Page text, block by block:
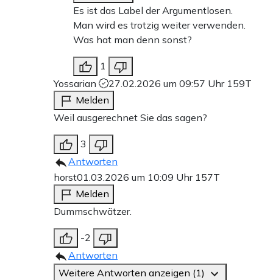
Es ist das Label der Argumentlosen.
Man wird es trotzig weiter verwenden.
Was hat man denn sonst?
1
Yossarian
27.02.2026 um 09:57 Uhr 159T
Melden
Weil ausgerechnet Sie das sagen?
3
Antworten
horst01.03.2026 um 10:09 Uhr 157T
Melden
Dummschwätzer.
-2
Antworten
Weitere Antworten anzeigen (1)